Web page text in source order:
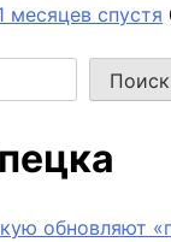
месяцев спустя
Поиск
обновляют